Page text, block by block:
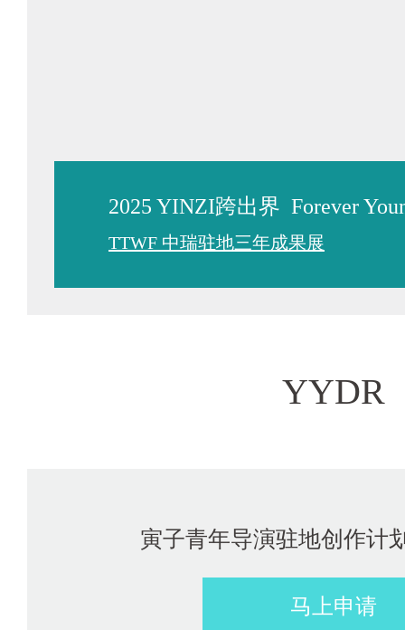
2025 YINZI跨出界 Forever
TTWF 中瑞驻地三年成果展
YYDR
寅子青年导演驻地创作计
马上申请